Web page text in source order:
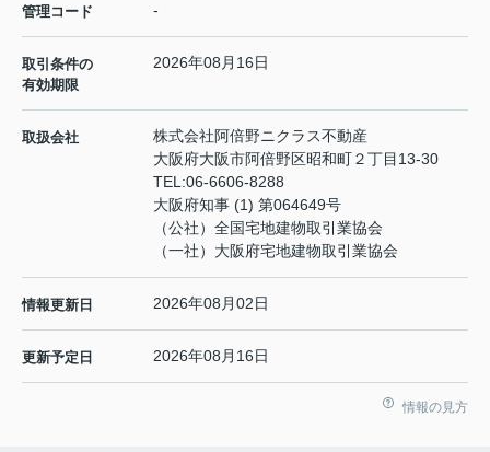
管理コード -
取引条件の
有効期限
2026年08月16日
取扱会社
株式会社阿倍野ニクラス不動産
大阪府大阪市阿倍野区昭和町２丁目13-30
TEL:06-6606-8288
大阪府知事 (1) 第064649号
（公社）全国宅地建物取引業協会
（一社）大阪府宅地建物取引業協会
情報更新日 2026年08月02日
更新予定日 2026年08月16日
情報の見方